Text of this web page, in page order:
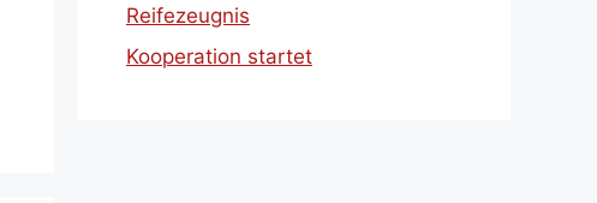
Reifezeugnis
Kooperation startet